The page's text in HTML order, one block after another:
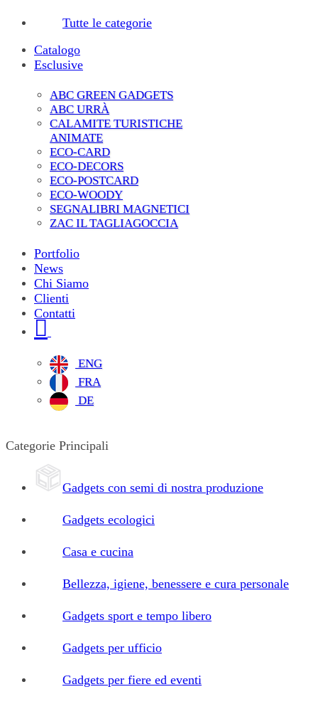
Tutte le categorie
Catalogo
Esclusive
ABC GREEN GADGETS
ABC URRÀ
CALAMITE TURISTICHE
ANIMATE
ECO-CARD
ECO-DECORS
ECO-POSTCARD
ECO-WOODY
SEGNALIBRI MAGNETICI
ZAC IL TAGLIAGOCCIA
Portfolio
News
Chi Siamo
Clienti
Contatti
ENG
FRA
DE
Categorie Principali
Gadgets con semi di nostra produzione
Gadgets ecologici
Casa e cucina
Bellezza, igiene, benessere e cura personale
Gadgets sport e tempo libero
Gadgets per ufficio
Gadgets per fiere ed eventi